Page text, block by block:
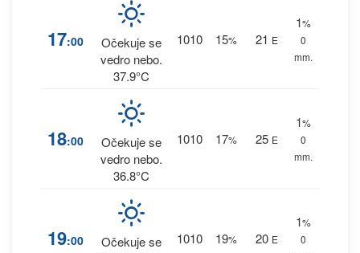
17:00
Očekuje se
vedro nebo.
37.9°C
1010 15% 21 E
1%
0
mm.
18:00
Očekuje se
vedro nebo.
36.8°C
1010 17% 25 E
1%
0
mm.
19:00
Očekuje se
1010 19% 20 E
1%
0